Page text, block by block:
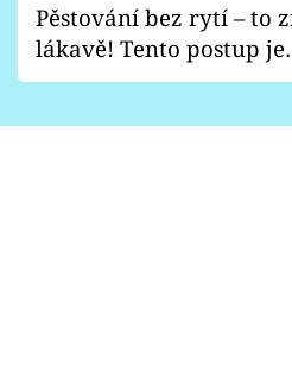
Pěstování bez rytí – to
lákavě! Tento postup je
vhodný jen pro některé